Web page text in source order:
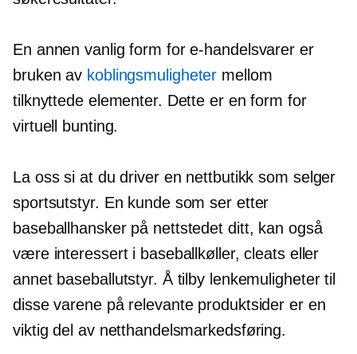
En annen vanlig form for e-handelsvarer er
bruken av koblingsmuligheter mellom
tilknyttede elementer. Dette er en form for
virtuell bunting.
La oss si at du driver en nettbutikk som selger
sportsutstyr. En kunde som ser etter
baseballhansker på nettstedet ditt, kan også
være interessert i baseballkøller, cleats eller
annet baseballutstyr. Å tilby lenkemuligheter til
disse varene på relevante produktsider er en
viktig del av netthandelsmarkedsføring.